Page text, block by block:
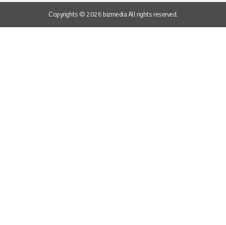
Copyrights © 2026 bizmedia All rights reserved.